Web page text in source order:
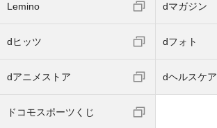
Lemino dマガジン
dヒッツ dフォト
dアニメストア dヘルスケア
ドコモスポーツくじ